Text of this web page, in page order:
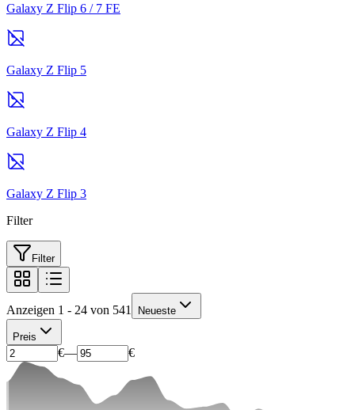
Galaxy Z Flip 6 / 7 FE
Galaxy Z Flip 5
Galaxy Z Flip 4
Galaxy Z Flip 3
Filter
Filter
Anzeigen 1 - 24 von 541 Neueste
Preis
€— €